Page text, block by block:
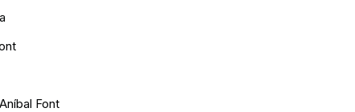
Font